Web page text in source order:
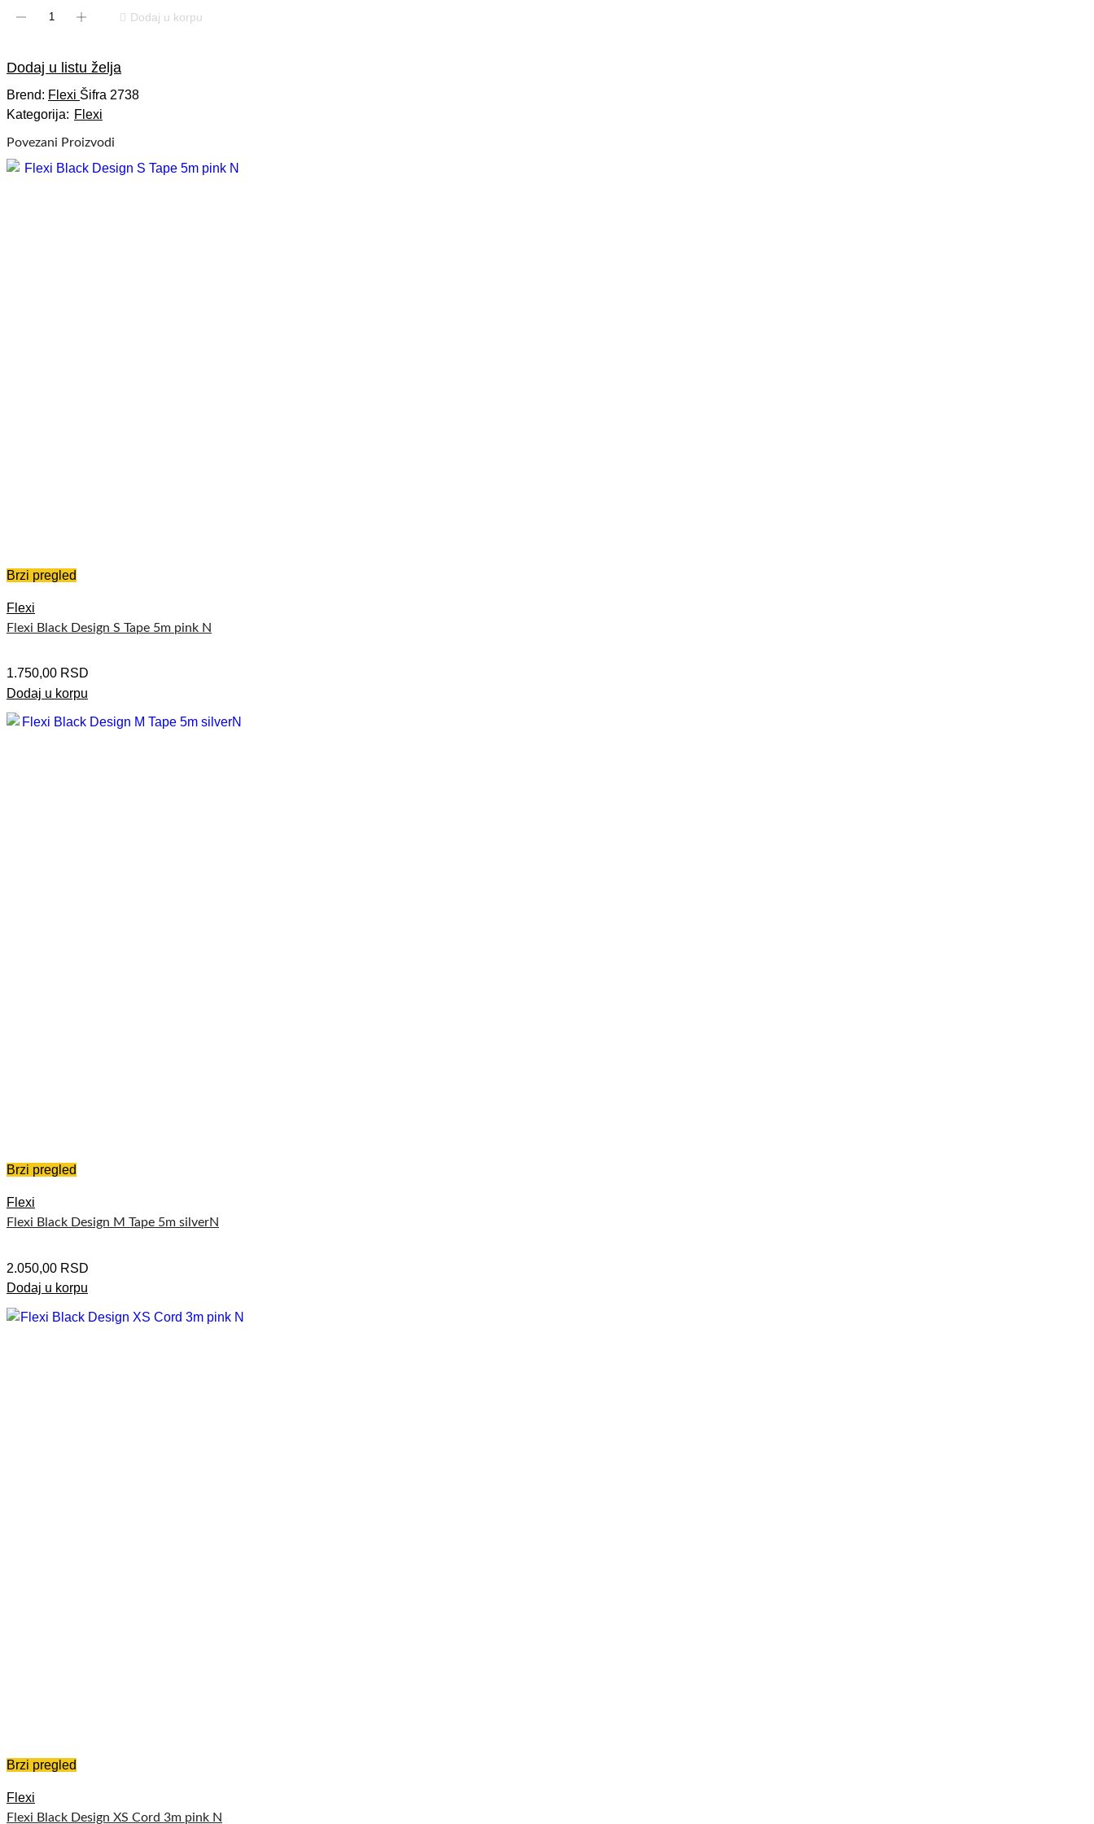
Flexi
S
Tape
5m
količina
Dodaj u korpu
Dodaj u listu želja
Brend: Flexi Šifra 2738
Kategorija: Flexi
Povezani Proizvodi
Brzi pregled
Flexi
Flexi Black Design S Tape 5m pink N
1.750,00 RSD
Dodaj u korpu
Brzi pregled
Flexi
Flexi Black Design M Tape 5m silverN
2.050,00 RSD
Dodaj u korpu
Brzi pregled
Flexi
Flexi Black Design XS Cord 3m pink N